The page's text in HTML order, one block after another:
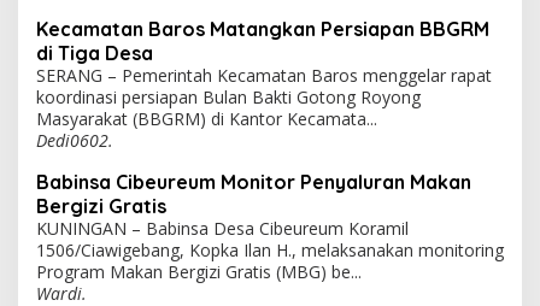
Kecamatan Baros Matangkan Persiapan BBGRM
di Tiga Desa
SERANG – Pemerintah Kecamatan Baros menggelar rapat
koordinasi persiapan Bulan Bakti Gotong Royong
Masyarakat (BBGRM) di Kantor Kecamata...
Dedi0602.
Babinsa Cibeureum Monitor Penyaluran Makan
Bergizi Gratis
KUNINGAN – Babinsa Desa Cibeureum Koramil
1506/Ciawigebang, Kopka Ilan H., melaksanakan monitoring
Program Makan Bergizi Gratis (MBG) be...
Wardi.